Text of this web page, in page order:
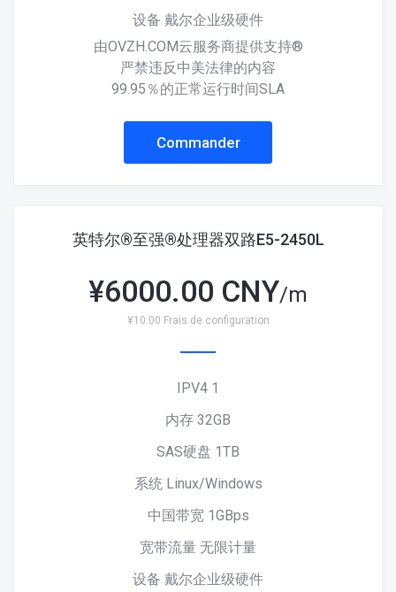
设备 戴尔企业级硬件
由OVZH.COM云服务商提供支持®
严禁违反中美法律的内容
99.95％的正常运行时间SLA
Commander
英特尔®至强®处理器双路E5-2450L
¥6000.00 CNY/m
¥10.00 Frais de configuration
IPV4 1
内存 32GB
SAS硬盘 1TB
系统 Linux/Windows
中国带宽 1GBps
宽带流量 无限计量
设备 戴尔企业级硬件